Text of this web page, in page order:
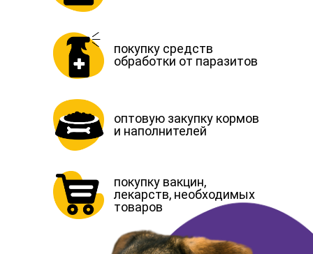
оптовую закупку кормов
и наполнителей
покупку средств
обработки от паразитов
покупку вакцин,
лекарств, необходимых
товаров